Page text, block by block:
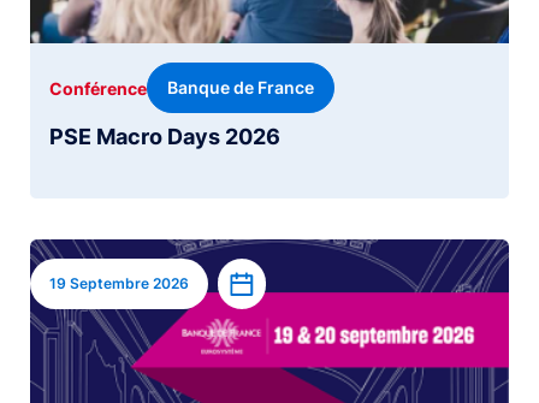
PSE Macro Days 2026
Conférence Banque de France
Image
19 Septembre 2026 Ajouter à l’agenda